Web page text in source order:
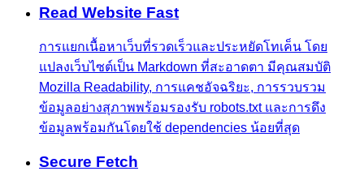
Read Website Fast
การแยกเนื้อหาเว็บที่รวดเร็วและประหยัดโทเค็น โดย
แปลงเว็บไซต์เป็น Markdown ที่สะอาดตา มีคุณสมบัติ
Mozilla Readability, การแคชอัจฉริยะ, การรวบรวม
ข้อมูลอย่างสุภาพพร้อมรองรับ robots.txt และการดึง
ข้อมูลพร้อมกันโดยใช้ dependencies น้อยที่สุด
Secure Fetch